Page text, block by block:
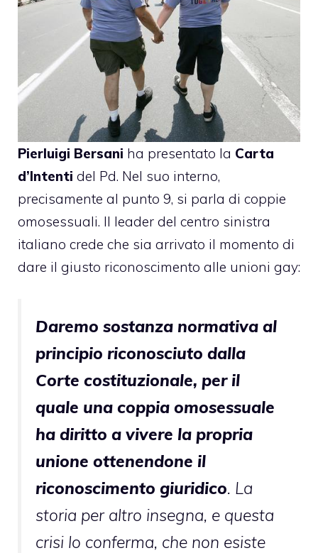
Pierluigi Bersani ha presentato la Carta
d’Intenti del Pd. Nel suo interno,
precisamente al punto 9, si parla di coppie
omosessuali. Il leader del centro sinistra
italiano crede che sia arrivato il momento di
dare il giusto riconoscimento alle unioni gay:
Daremo sostanza normativa al
principio riconosciuto dalla
Corte costituzionale, per il
quale una coppia omosessuale
ha diritto a vivere la propria
unione ottenendone il
riconoscimento giuridico. La
storia per altro insegna, e questa
crisi lo conferma, che non esiste